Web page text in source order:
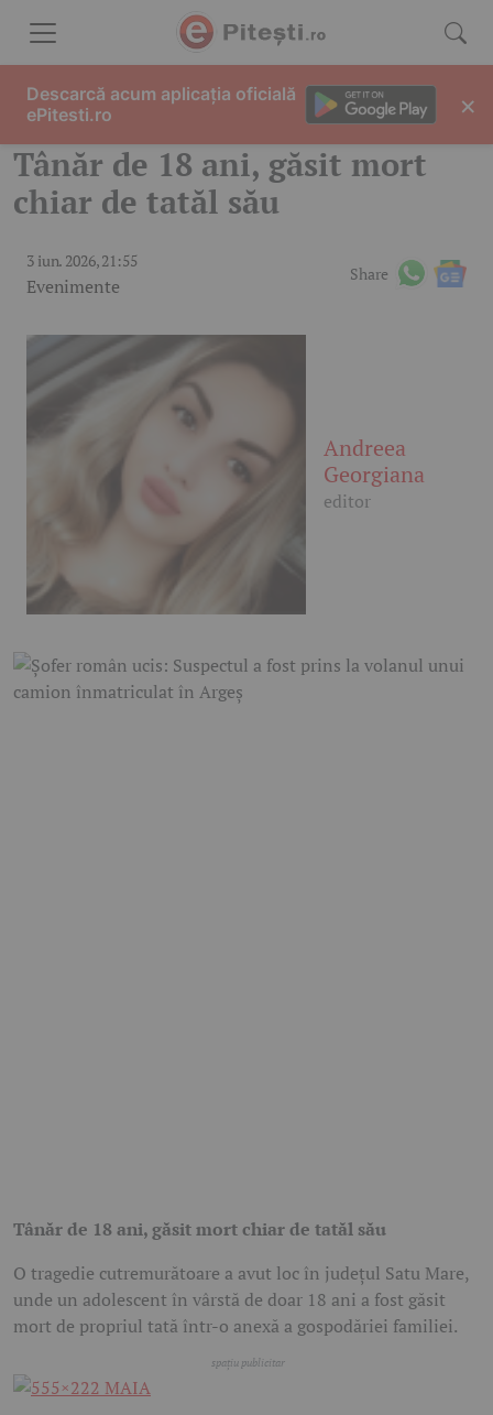
Tânăr de 18 ani, găsit mort
chiar de tatăl său
3 iun. 2026, 21:55
Evenimente
Share
Andreea
Georgiana
editor
Tânăr de 18 ani, găsit mort chiar de tatăl său
O tragedie cutremurătoare a avut loc în județul Satu Mare,
unde un adolescent în vârstă de doar 18 ani a fost găsit
mort de propriul tată într-o anexă a gospodăriei familiei.
Descarcă acum aplicația oficială
ePitesti.ro
×